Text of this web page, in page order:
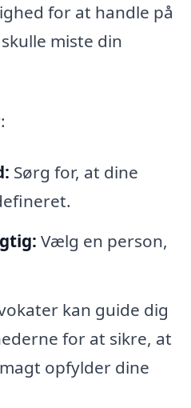
for at handle på
miste din
Sørg for, at dine
Vælg en person,
kan guide dig
for at sikre, at
opfylder dine